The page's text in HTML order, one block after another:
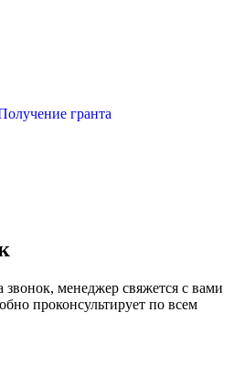
гранта
звонок, менеджер свяжется с вами
проконсультирует по всем